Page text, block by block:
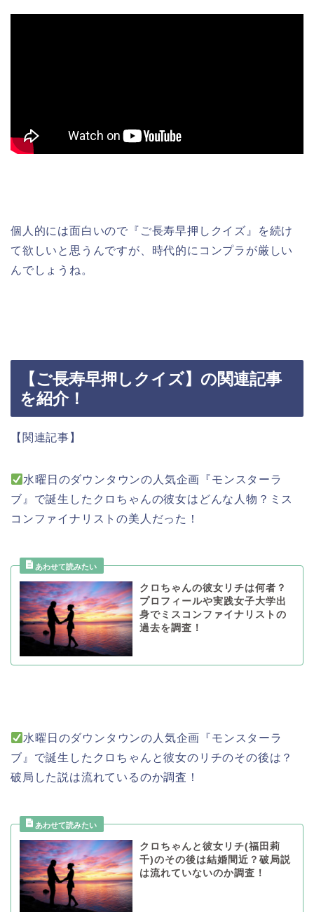
個人的には面白いので『ご長寿早押しクイズ』を続け
て欲しいと思うんですが、時代的にコンプラが厳しい
んでしょうね。
【ご長寿早押しクイズ】の関連記事
を紹介！
【関連記事】
水曜日のダウンタウンの人気企画『モンスターラ
ブ』で誕生したクロちゃんの彼女はどんな人物？ミス
コンファイナリストの美人だった！
クロちゃんの彼女リチは何者？
プロフィールや実践女子大学出
身でミスコンファイナリストの
過去を調査！
水曜日のダウンタウンの人気企画『モンスターラ
ブ』で誕生したクロちゃんと彼女のリチのその後は？
破局した説は流れているのか調査！
クロちゃんと彼女リチ(福田莉
千)のその後は結婚間近？破局説
は流れていないのか調査！